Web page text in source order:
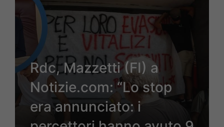
Rdc, Mazzetti (FI) a
Notizie.com: “Lo stop
era annunciato: i